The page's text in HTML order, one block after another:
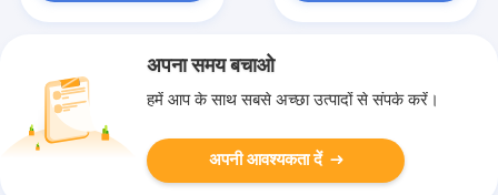
अपना समय बचाओ
हमें आप के साथ सबसे अच्छा उत्पादों से संपर्क करें।
अपनी आवश्यकता दें